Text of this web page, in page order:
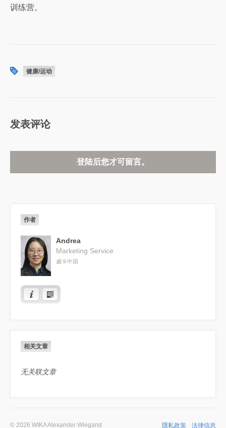
训练营。
健康/运动
发表评论
登陆后您才可留言。
作者
Andrea
Marketing Service
威卡中国
相关文章
无关联文章
© 2026 WIKA Alexander Wiegand 隱私政策 法律信息